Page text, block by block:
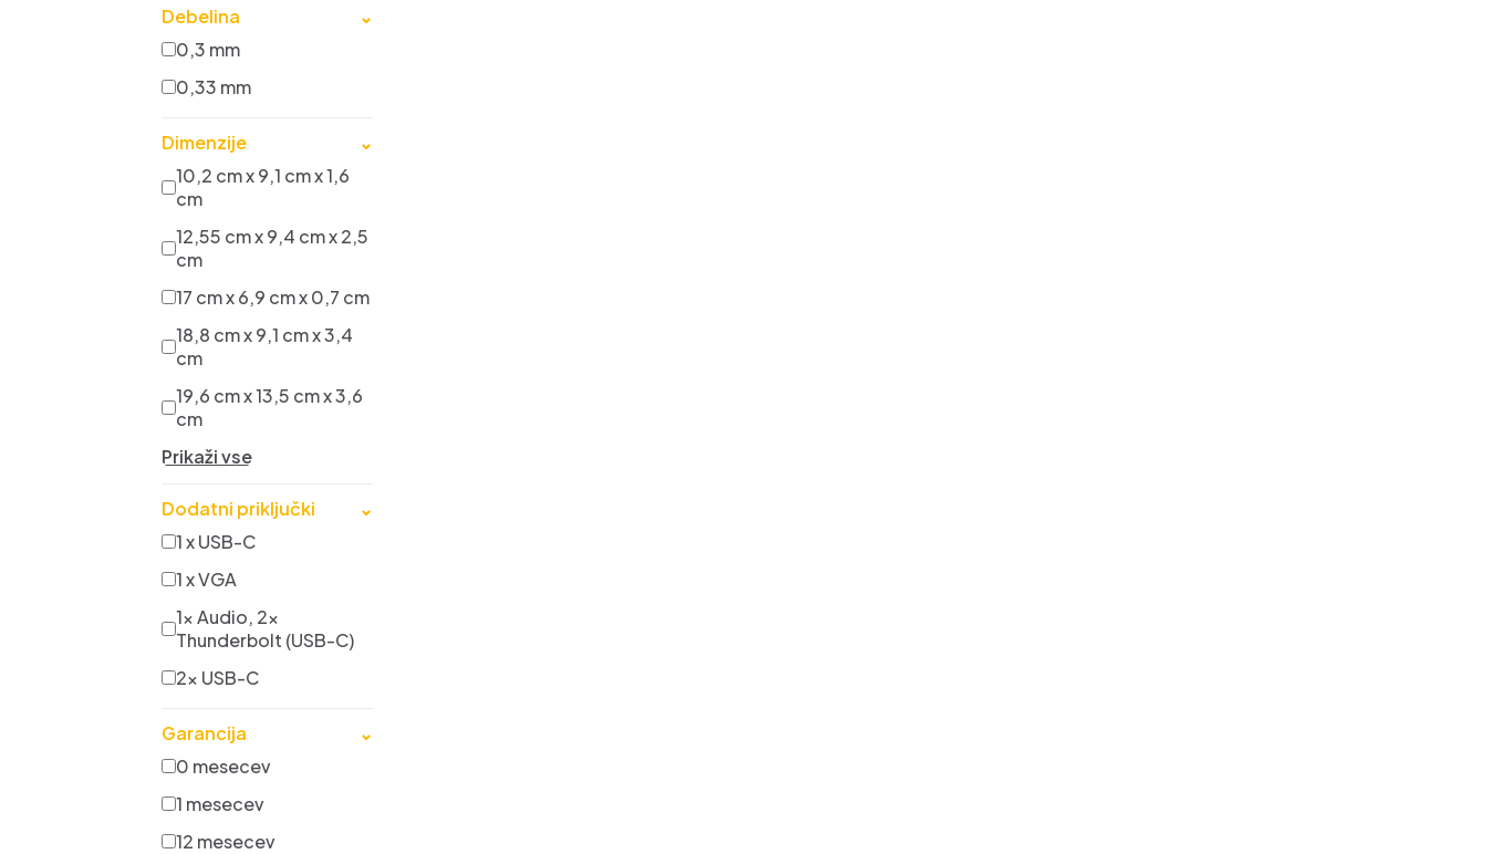
Debelina
⌄
0,3 mm
0,33 mm
Dimenzije
⌄
10,2 cm x 9,1 cm x 1,6
cm
12,55 cm x 9,4 cm x 2,5
cm
17 cm x 6,9 cm x 0,7 cm
18,8 cm x 9,1 cm x 3,4
cm
19,6 cm x 13,5 cm x 3,6
cm
Prikaži vse
Dodatni priključki
⌄
1 x USB-C
1 x VGA
1x Audio, 2x
Thunderbolt (USB-C)
2x USB-C
Garancija
⌄
0 mesecev
1 mesecev
12 mesecev